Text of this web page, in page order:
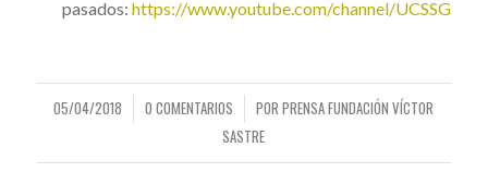
pasados: https://www.youtube.com/channel/
05/04/2018
/ 0 COMENTARIOS
/ PORPRENSA FUNDACIÓN VÍCTOR
SASTRE